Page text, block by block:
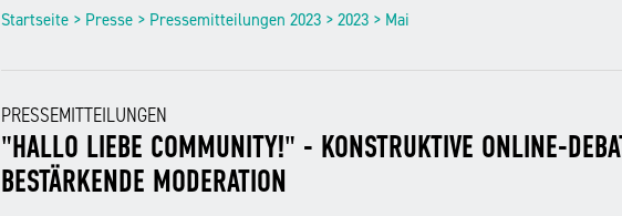
Startseite > Presse > Pressemitteilungen 2023 > 2023 > Mai
PRESSEMITTEILUNGEN
"HALLO LIEBE COMMUNITY!" - KONSTRUKTIVE ONLINE-
BESTÄRKENDE MODERATION